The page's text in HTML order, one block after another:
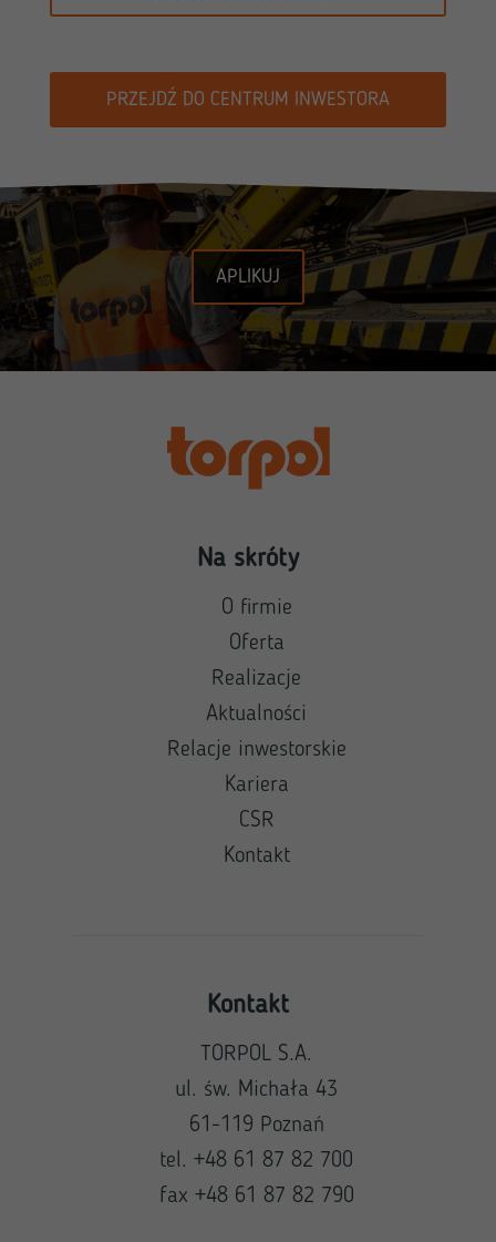
PRZEJDŹ DO CENTRUM INWESTORA
APLIKUJ
Na skróty
O firmie
Oferta
Realizacje
Aktualności
Relacje inwestorskie
Kariera
CSR
Kontakt
Kontakt
TORPOL S.A.
ul. św. Michała 43
61-119 Poznań
tel. +48 61 87 82 700
fax +48 61 87 82 790